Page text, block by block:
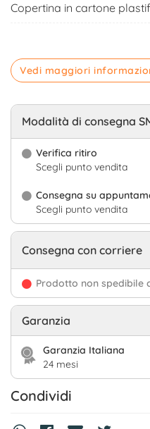
Copertina in cartone
Vedi maggiori
Modalità di consegna
Verifica ritiro
Scegli punto vendita
Consegna su
Scegli punto vendita
Consegna con corriere
Prodotto non spedibile
Garanzia
Garanzia Italiana
24 mesi
Condividi